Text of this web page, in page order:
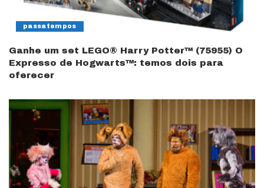
passatempos
Ganhe um set LEGO® Harry Potter™ (75955) O
Expresso de Hogwarts™: temos dois para
oferecer